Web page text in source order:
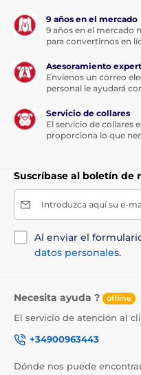
previo aviso explícito.
ilustrativas.
El producto
Collares antiladrido
Para perros
9 años en el mercado
9 años en el mercado
para convertirnos en
Asesoramiento
Envíenos un correo
personal le ayudará
Servicio de collares
El servicio de collares
proporciona lo que
Suscríbase al boletín de
Introduzca aquí su e-
Al enviar el
datos personales.
Necesita ayuda ? offline
El servicio de atención al
+34900963443
Dónde nos puede